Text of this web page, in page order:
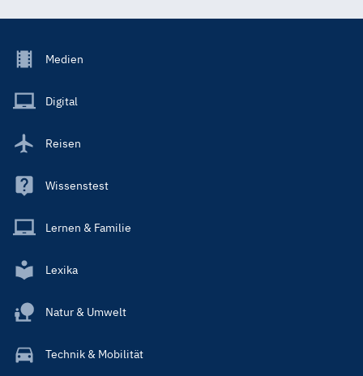
Footer
Main
Medien
Digital
Reisen
Wissenstest
Lernen & Familie
Lexika
Natur & Umwelt
Technik & Mobilität